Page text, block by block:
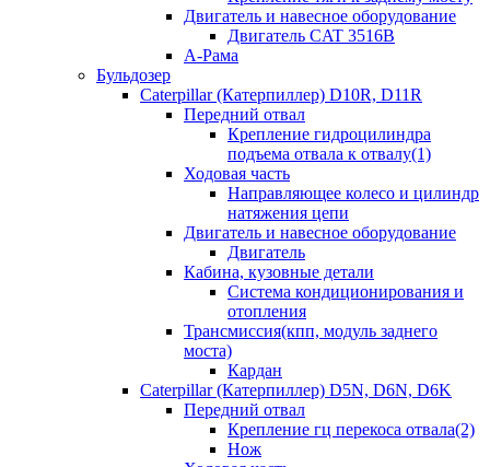
Двигатель и навесное оборудование
Двигатель CAT 3516B
А-Рама
Бульдозер
Caterpillar (Катерпиллер) D10R, D11R
Передний отвал
Крепление гидроцилиндра
подъема отвала к отвалу(1)
Ходовая часть
Направляющее колесо и цилиндр
натяжения цепи
Двигатель и навесное оборудование
Двигатель
Кабина, кузовные детали
Система кондиционирования и
отопления
Трансмиссия(кпп, модуль заднего
моста)
Кардан
Caterpillar (Катерпиллер) D5N, D6N, D6K
Передний отвал
Крепление гц перекоса отвала(2)
Нож